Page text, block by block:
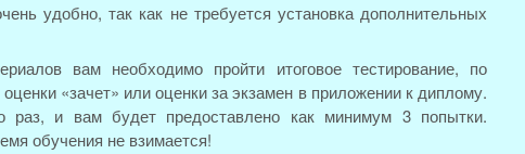
удобно, так как не требуется установка дополнительных
вам необходимо пройти итоговое тестирование, по
«зачет» или оценки за экзамен в приложении к диплому.
раз, и вам будет предоставлено как минимум 3 попытки.
обучения не взимается!